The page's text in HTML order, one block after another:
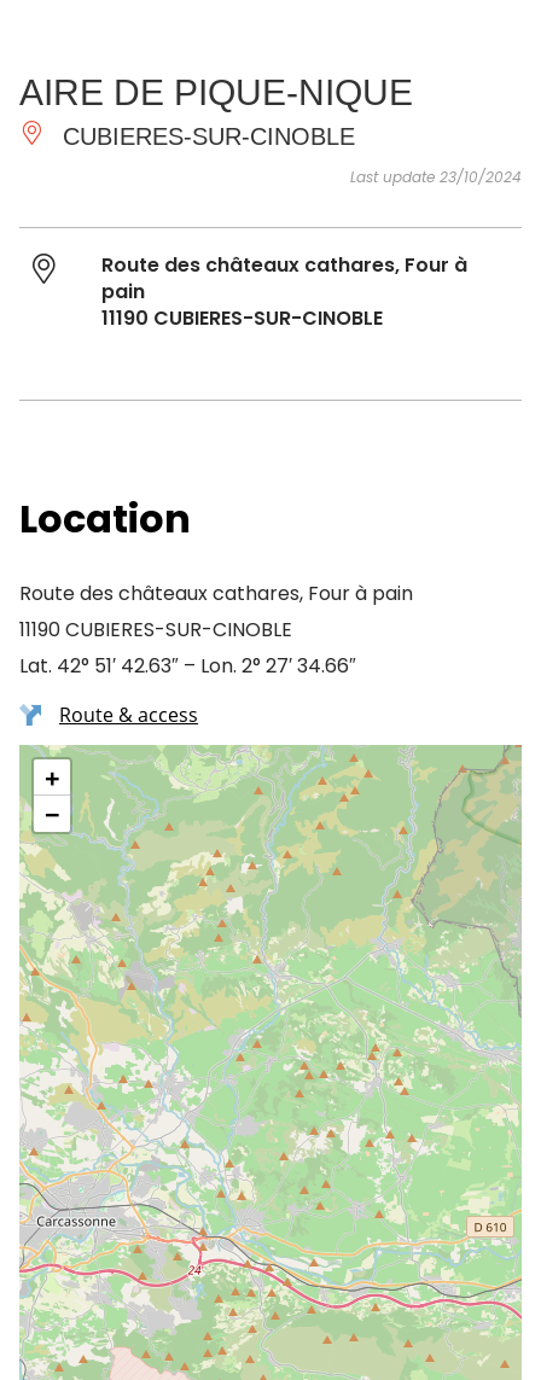
ESSENTIAL
AND
DO
INSPIRATIONS
AIRE DE PIQUE-NIQUE
CUBIERES-SUR-CINOBLE
Last update 23/10/2024
Route des châteaux cathares, Four à
pain
11190 CUBIERES-SUR-CINOBLE
Location
Route des châteaux cathares, Four à pain
11190 CUBIERES-SUR-CINOBLE
Lat. 42° 51′ 42.63″ – Lon. 2° 27′ 34.66″
Route & access
+
−